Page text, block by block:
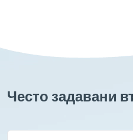
Често задавани